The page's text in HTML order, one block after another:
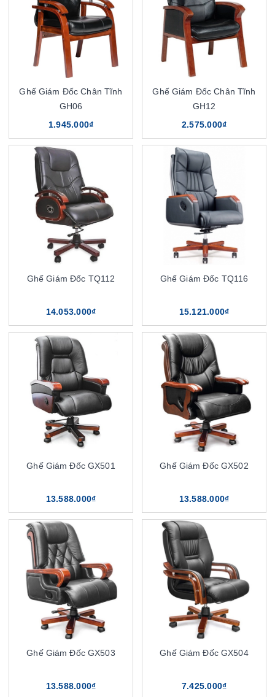
Ghế Giám Đốc Chân Tĩnh
GH06
1.945.000₫
Ghế Giám Đốc Chân Tĩnh
GH12
2.575.000₫
Ghế Giám Đốc TQ112
14.053.000₫
Ghế Giám Đốc TQ116
15.121.000₫
Ghế Giám Đốc GX501
13.588.000₫
Ghế Giám Đốc GX502
13.588.000₫
Ghế Giám Đốc GX503
13.588.000₫
Ghế Giám Đốc GX504
7.425.000₫